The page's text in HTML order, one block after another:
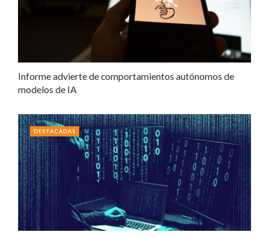
Informe advierte de comportamientos autónomos de
modelos de IA
DESTACADAS